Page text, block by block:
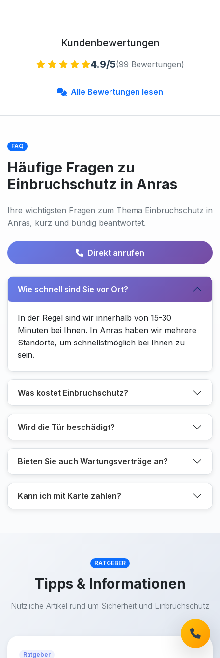
Kundenbewertungen
4.9/5(99 Bewertungen)
Alle Bewertungen lesen
FAQ
Häufige Fragen zu
Einbruchschutz in Anras
Ihre wichtigsten Fragen zum Thema Einbruchschutz in
Anras, kurz und bündig beantwortet.
Direkt anrufen
Wie schnell sind Sie vor Ort?
In der Regel sind wir innerhalb von 15-30
Minuten bei Ihnen. In Anras haben wir mehrere
Standorte, um schnellstmöglich bei Ihnen zu
sein.
Was kostet Einbruchschutz?
Wird die Tür beschädigt?
Bieten Sie auch Wartungsverträge an?
Kann ich mit Karte zahlen?
RATGEBER
Tipps & Informationen
Nützliche Artikel rund um Sicherheit und Einbruchschutz
Ratgeber